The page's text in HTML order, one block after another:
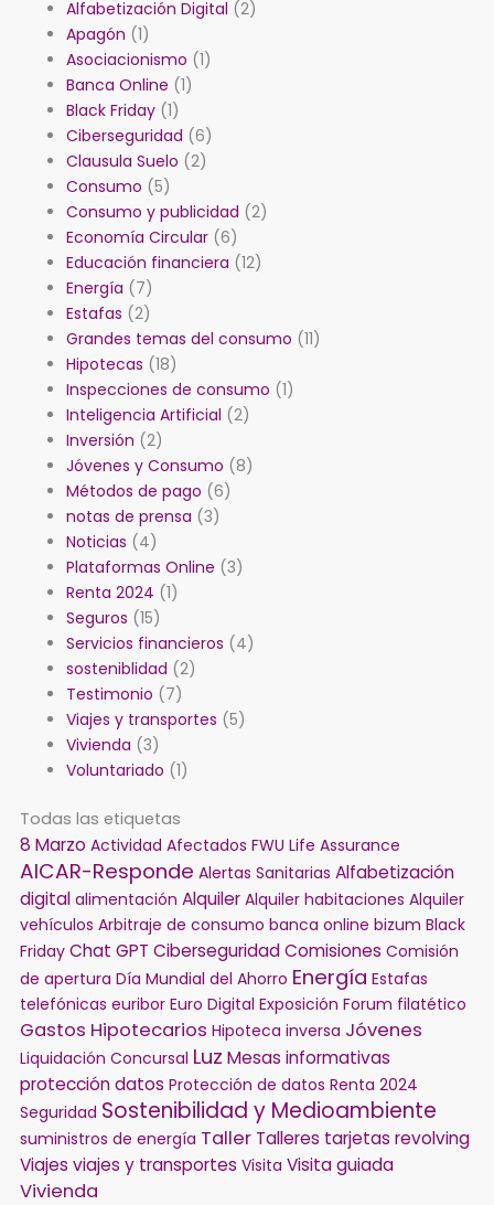
Alfabetización Digital (2)
Apagón (1)
Asociacionismo (1)
Banca Online (1)
Black Friday(1)
Ciberseguridad (6)
Clausula Suelo (2)
Consumo (5)
Consumo y publicidad (2)
Economía Circular(6)
Educación financiera (12)
Energía (7)
Estafas (2)
Grandes temas del consumo (11)
Hipotecas (18)
Inspecciones de consumo (1)
Inteligencia Artificial (2)
Inversión (2)
Jóvenes y Consumo (8)
Métodos de pago (6)
notas de prensa (3)
Noticias (4)
Plataformas Online (3)
Renta 2024 (1)
Seguros (15)
Servicios financieros (4)
sosteniblidad (2)
Testimonio (7)
Viajes y transportes (5)
Vivienda (3)
Voluntariado (1)
Todas las etiquetas
8 Marzo Actividad Afectados FWU Life Assurance
AICAR-Responde Alertas Sanitarias Alfabetización
digital alimentación Alquiler Alquiler habitaciones Alquiler
vehículos Arbitraje de consumo banca online bizum Black
Friday Chat GPT CiberseguridadComisiones Comisión
de apertura Día Mundial del Ahorro Energía Estafas
telefónicas euribor Euro Digital Exposición Forum filatético
Gastos Hipotecarios Hipoteca inversa Jóvenes
Liquidación Concursal Luz Mesas informativas
protección datos Protección de datos Renta 2024
Seguridad Sostenibilidad y Medioambiente
suministros de energía Taller Talleres tarjetas revolving
Viajes viajes y transportes Visita Visita guiada
Vivienda